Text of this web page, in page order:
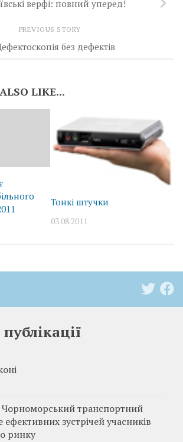
верфі: повний уперед!
PREVIOUS STORY
без дефектів
LIKE...
Тонкі штучки
03.08.2011
транспортний
зустрічей учасників
ринку